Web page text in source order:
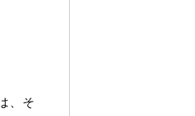
、そ